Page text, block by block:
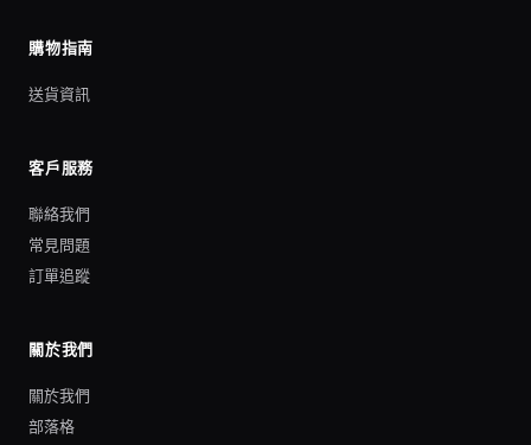
購物指南
送貨資訊
客戶服務
聯絡我們
常見問題
訂單追蹤
關於我們
關於我們
部落格